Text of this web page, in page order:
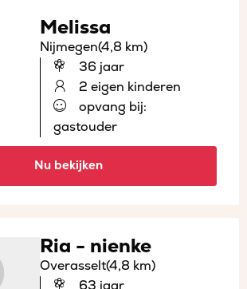
Melissa
Nijmegen(4,8 km)
36 jaar
2 eigen kinderen
opvang bij:
gastouder
Nu bekijken
Ria - nienke
Overasselt(4,8 km)
63 jaar